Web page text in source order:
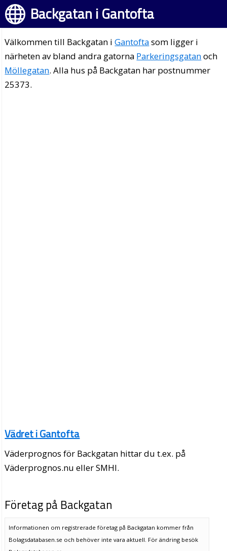
Backgatan i Gantofta
Välkommen till Backgatan iGantoftasom ligger i
närheten av bland andra gatorna Parkeringsgatanoch
Möllegatan. Alla hus på Backgatan har postnummer
25373.
Vädret i Gantofta
Väderprognos för Backgatan hittar du t.ex. på
Väderprognos.nu eller SMHI.
Företag på Backgatan
Informationen om registrerade företag på Backgatan kommer från
Bolagsdatabasen.se och behöver inte vara aktuell. För ändring besök